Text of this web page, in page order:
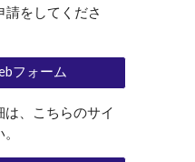
請をしてくださ
フォーム
、こちらのサイ